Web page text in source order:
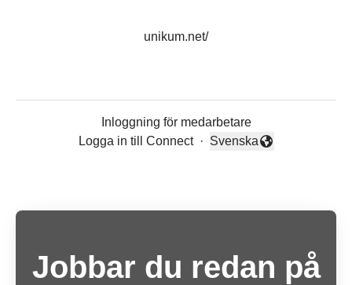
unikum.net/
Inloggning för medarbetare
Logga in till Connect
·
Byt språk
Svenska
Jobbar du redan på